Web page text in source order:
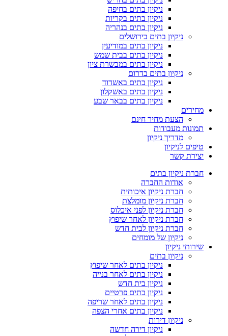
ניקיון בתים בחיפה
ניקיון בתים בקריות
ניקיון בתים בנהריה
ניקיון בתים בירושלים
ניקיון בתים במודיעין
ניקיון בתים בבית שמש
ניקיון בתים במבשרת ציון
ניקיון בתים בדרום
ניקיון בתים באשדוד
ניקיון בתים באשקלון
ניקיון בתים בבאר שבע
מחירים
הצעת מחיר חינם
תמונות מעבודות
מדריך ניקיון
טיפים לניקיון
יצירת קשר
חברת ניקיון בתים
אודות החברה
חברת ניקיון איכותית
חברת ניקיון מומלצת
חברת ניקיון לפני איכלוס
חברת ניקיון לאחר שיפוץ
חברת ניקיון לבית חדש
ניקיון של מומחים
שירותי ניקיון
ניקיון בתים
ניקיון בתים לאחר שיפוץ
ניקיון בתים לאחר בנייה
ניקיון בית חדש
ניקיון בתים פרטיים
ניקיון בתים לאחר שריפה
ניקיון בתים אחרי הצפה
ניקיון דירות
ניקיון דירה חדשה